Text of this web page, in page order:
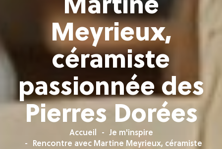
Meyrieux,
céramiste
passionnée des
Pierres Dorées
Accueil
Je m'inspire
Rencontre avec Martine Meyrieux, céramiste